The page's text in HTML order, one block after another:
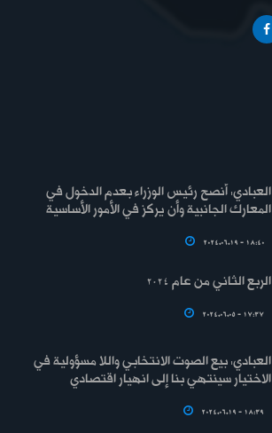
العبادي: أنصح رئيس الوزراء بعدم الدخول في
المعارك الجانبية وأن يركز في الأمور الأساسية
2024.06.19 - 18:40
الربع الثاني من عام 2024
2024.06.05 - 17:37
العبادي: بيع الصوت الانتخابي واللا مسؤولية في
الاختيار سينتهي بنا إلى انهيار اقتصادي
2024.06.19 - 18:39